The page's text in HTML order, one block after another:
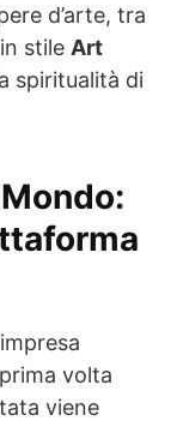
d’arte, tra
stile Art
spiritualità di
volta
viene